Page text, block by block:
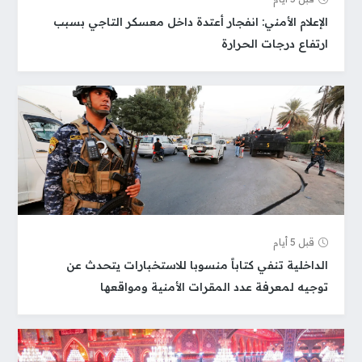
الإعلام الأمني: انفجار أعتدة داخل معسكر التاجي بسبب
ارتفاع درجات الحرارة
قبل 5 أيام
الداخلية تنفي كتاباً منسوبا للاستخبارات يتحدث عن
توجيه لمعرفة عدد المقرات الأمنية ومواقعها